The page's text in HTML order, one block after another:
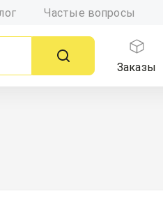
Частые вопросы
Заказы